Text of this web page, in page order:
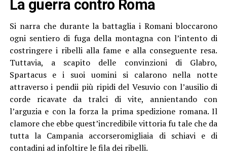
La guerra contro Roma
Si narra che durante la battaglia i Romani bloccarono
ogni sentiero di fuga della montagna con l’intento di
costringere i ribelli alla fame e alla conseguente resa.
Tuttavia, a scapito delle convinzioni di Glabro,
Spartacus e i suoi uomini si calarono nella notte
attraverso i pendii più ripidi del Vesuvio con l’ausilio di
corde ricavate da tralci di vite, annientando con
l’arguzia e con la forza la prima spedizione romana. Il
clamore che ebbe quest’incredibile vittoria fu tale che da
tutta la Campania accorseromigliaia di schiavi e di
contadini ad infoltire le fila dei ribelli.